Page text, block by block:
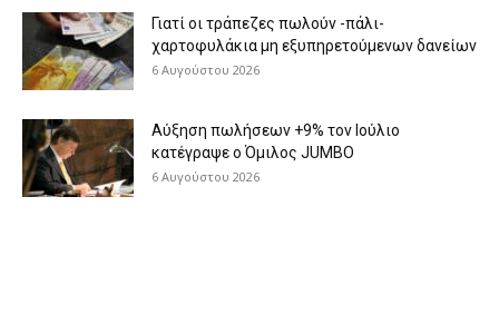
Γιατί οι τράπεζες πωλούν -πάλι-
χαρτοφυλάκια μη εξυπηρετούμενων δανείων
6 Αυγούστου 2026
Aύξηση πωλήσεων +9% τον Ιούλιο
κατέγραψε ο Όμιλος JUMBO
6 Αυγούστου 2026